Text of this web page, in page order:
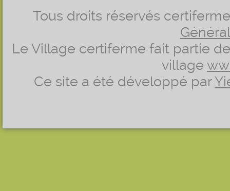
Tous droits réservés
Le Village certiferme fait partie
village
Ce site a été développé par